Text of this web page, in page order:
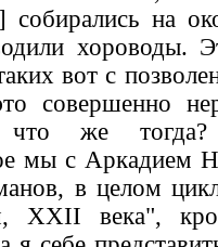
на
вот с
совершенно
же тогда?
мы с Аркадием
в целом
XXII века",